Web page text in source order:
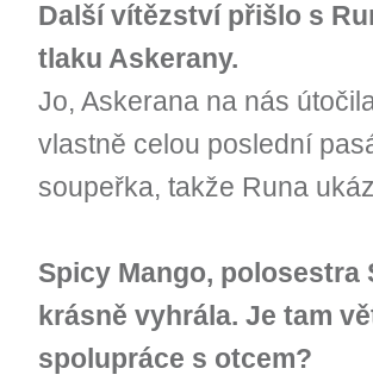
Další vítězství přišlo s
tlaku Askerany.
Jo, Askerana na nás
vlastně celou poslední
soupeřka, takže Runa
Spicy Mango, polosestra
krásně vyhrála. Je tam
spolupráce s otcem?